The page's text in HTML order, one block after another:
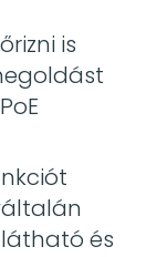
is
és